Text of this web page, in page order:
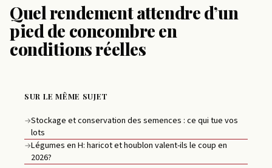
Quel rendement attendre d’un
pied de concombre en
conditions réelles
SUR LE MÊME SUJET
→Stockage et conservation des semences : ce qui tue vos
lots
→Légumes en H: haricot et houblon valent-ils le coup en
2026?